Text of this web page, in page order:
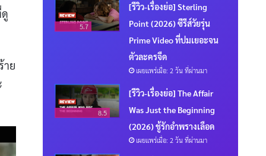
าย
5.7
[รีวิว-เรื่องย่อ] Sterling
Point (2026) ซีรีส์วัยรุ่น
Prime Video ที่ปมเยอะจน
ตัวละครจืด
เผยแพร่เมื่อ: 2 วัน ที่ผ่านมา
8.5
[รีวิว-เรื่องย่อ] The Affair
Was Just the Beginning
(2026) ชู้รักอำพรางเลือด
เผยแพร่เมื่อ: 2 วัน ที่ผ่านมา